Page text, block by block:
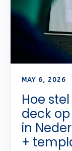
MAY 6, 2026
Hoe
deck
in
+